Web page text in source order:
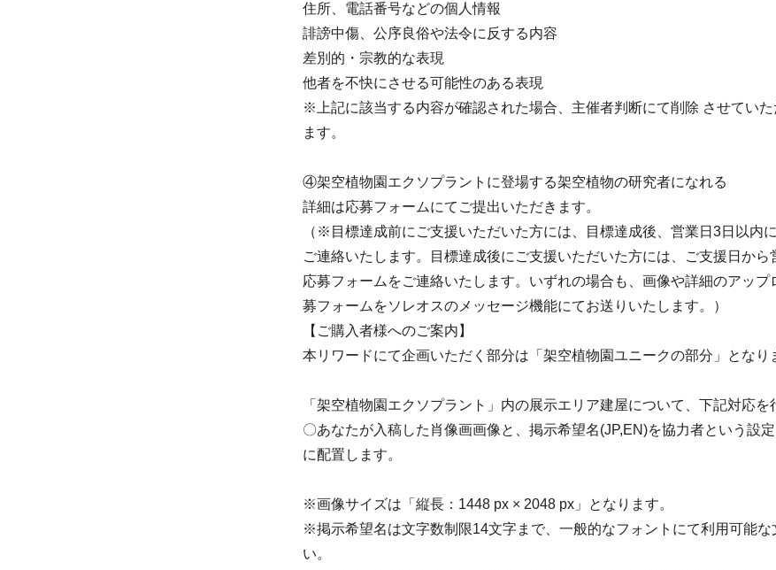
住所、電話番号などの個人情報
誹謗中傷、公序良俗や法令に反する内容
差別的・宗教的な表現
他者を不快にさせる可能性のある表現
※上記に該当する内容が確認された場合、主催者判断にて削除 させてい
ます。
④架空植物園エクソプラントに登場する架空植物の研究者になれる
詳細は応募フォームにてご提出いただきます。
（※目標達成前にご支援いただいた方には、目標達成後、営業日3日以内
ご連絡いたします。目標達成後にご支援いただいた方には、ご支援日から
応募フォームをご連絡いたします。いずれの場合も、画像や詳細のアップ
募フォームをソレオスのメッセージ機能にてお送りいたします。）
【ご購入者様へのご案内】
本リワードにて企画いただく部分は「架空植物園ユニークの部分」となり
「架空植物園エクソプラント」内の展示エリア建屋について、下記対応を
〇あなたが入稿した肖像画画像と、掲示希望名(JP,EN)を協力者という設
に配置します。
※画像サイズは「縦長：1448 px × 2048 px」となります。
※掲示希望名は文字数制限14文字まで、一般的なフォントにて利用可能な
い。